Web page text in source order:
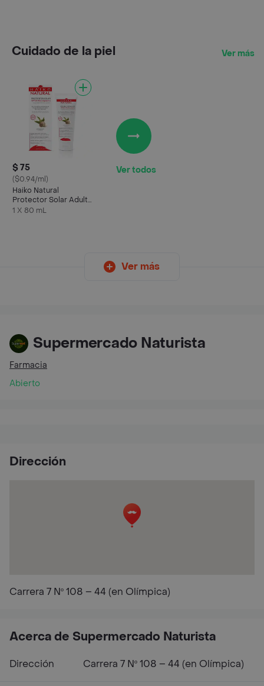
Cuidado de la piel Ver más
$ 75
($0.94/ml)
Haiko Natural
Protector Solar Adulto
Spf 60 Alto Espectro
1 X 80 mL
Ver todos
Ver más
Supermercado Naturista
Farmacia
Abierto
Dirección
Carrera 7 Nº 108 – 44 (en Olímpica)
Acerca de Supermercado Naturista
Dirección Carrera 7 Nº 108 – 44 (en Olímpica)